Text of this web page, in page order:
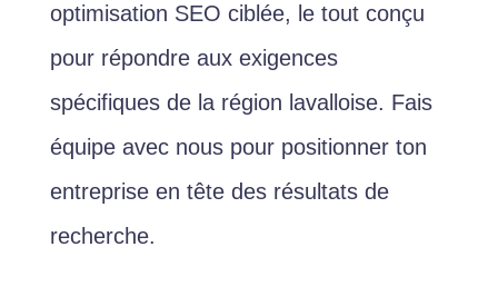
optimisation SEO ciblée, le tout conçu
pour répondre aux exigences
spécifiques de la région lavalloise. Fais
équipe avec nous pour positionner ton
entreprise en tête des résultats de
recherche.